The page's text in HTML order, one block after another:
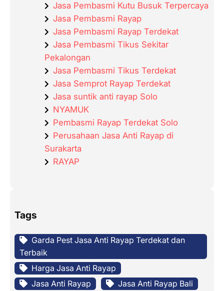
Jasa Pembasmi Kutu Busuk Terpercaya
Jasa Pembasmi Rayap
Jasa Pembasmi Rayap Terdekat
Jasa Pembasmi Tikus Sekitar
Pekalongan
Jasa Pembasmi Tikus Terdekat
Jasa Semprot Rayap Terdekat
Jasa suntik anti rayap Solo
NYAMUK
Pembasmi Rayap Terdekat Solo
Perusahaan Jasa Anti Rayap di
Surakarta
RAYAP
Tags
Garda Pest Jasa Anti Rayap Terdekat dan
Terbaik
Harga Jasa Anti Rayap
Jasa Anti Rayap
Jasa Anti Rayap Bali